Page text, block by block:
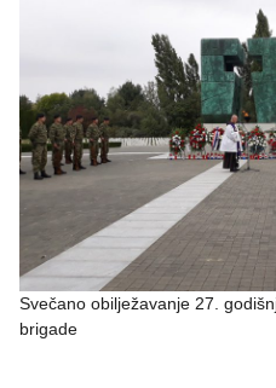
Svečano obilježavanje 27.
brigade